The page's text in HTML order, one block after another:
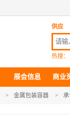
供应
热搜：
展会信息 商业
> 金属包装容器 >